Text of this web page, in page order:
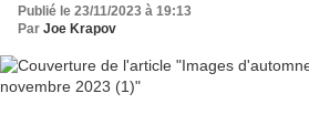
Publié le 23/11/2023 à 19:13
Par Joe Krapov